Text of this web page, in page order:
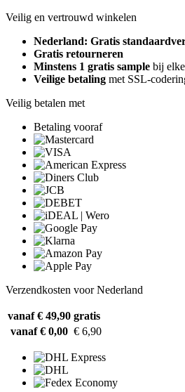
Veilig en vertrouwd winkelen
Nederland: Gratis
Gratis retourneren
Minstens 1 gratis sample bij
Veilige betaling met SSL-
Veilig betalen met
Betaling vooraf
Verzendkosten voor Nederland
vanaf € 49,90 gratis
vanaf € 0,00 € 6,90